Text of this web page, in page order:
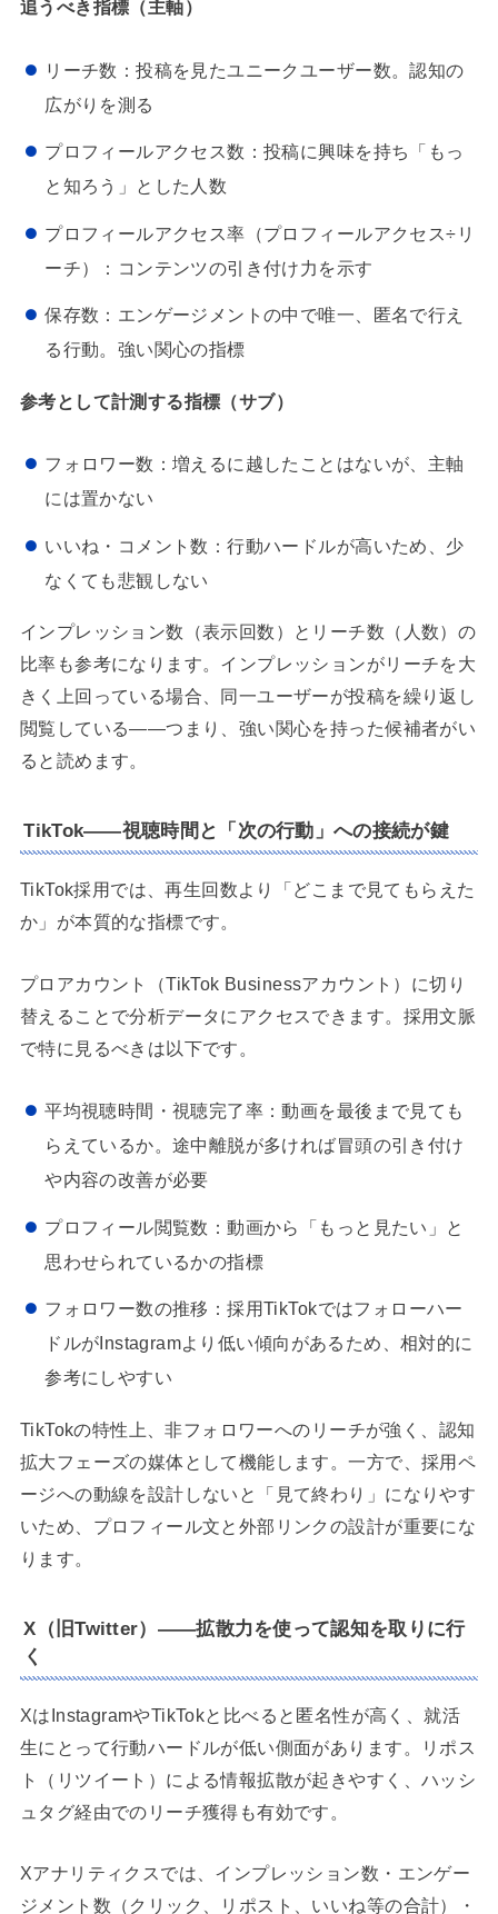
追うべき指標（主軸）
リーチ数：投稿を見たユニークユーザー数。認知の
広がりを測る
プロフィールアクセス数：投稿に興味を持ち「もっ
と知ろう」とした人数
プロフィールアクセス率（プロフィールアクセス÷リ
ーチ）：コンテンツの引き付け力を示す
保存数：エンゲージメントの中で唯一、匿名で行え
る行動。強い関心の指標
参考として計測する指標（サブ）
フォロワー数：増えるに越したことはないが、主軸
には置かない
いいね・コメント数：行動ハードルが高いため、少
なくても悲観しない
インプレッション数（表示回数）とリーチ数（人数）の
比率も参考になります。インプレッションがリーチを大
きく上回っている場合、同一ユーザーが投稿を繰り返し
閲覧している——つまり、強い関心を持った候補者がい
ると読めます。
TikTok——視聴時間と「次の行動」への接続が鍵
TikTok採用では、再生回数より「どこまで見てもらえた
か」が本質的な指標です。
プロアカウント（TikTok Businessアカウント）に切り
替えることで分析データにアクセスできます。採用文脈
で特に見るべきは以下です。
平均視聴時間・視聴完了率：動画を最後まで見ても
らえているか。途中離脱が多ければ冒頭の引き付け
や内容の改善が必要
プロフィール閲覧数：動画から「もっと見たい」と
思わせられているかの指標
フォロワー数の推移：採用TikTokではフォローハー
ドルがInstagramより低い傾向があるため、相対的に
参考にしやすい
TikTokの特性上、非フォロワーへのリーチが強く、認知
拡大フェーズの媒体として機能します。一方で、採用ペ
ージへの動線を設計しないと「見て終わり」になりやす
いため、プロフィール文と外部リンクの設計が重要にな
ります。
X（旧Twitter）——拡散力を使って認知を取りに行
く
XはInstagramやTikTokと比べると匿名性が高く、就活
生にとって行動ハードルが低い側面があります。リポス
ト（リツイート）による情報拡散が起きやすく、ハッシ
ュタグ経由でのリーチ獲得も有効です。
Xアナリティクスでは、インプレッション数・エンゲー
ジメント数（クリック、リポスト、いいね等の合計）・